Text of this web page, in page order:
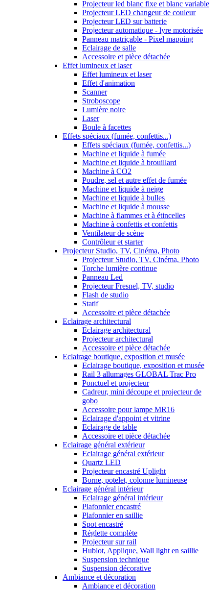
Projecteur led blanc fixe et blanc variable
Projecteur LED changeur de couleur
Projecteur LED sur batterie
Projecteur automatique - lyre motorisée
Panneau matriçable - Pixel mapping
Eclairage de salle
Accessoire et pièce détachée
Effet lumineux et laser
Effet lumineux et laser
Effet d'animation
Scanner
Stroboscope
Lumière noire
Laser
Boule à facettes
Effets spéciaux (fumée, confettis...)
Effets spéciaux (fumée, confettis...)
Machine et liquide à fumée
Machine et liquide à brouillard
Machine à CO2
Poudre, sel et autre effet de fumée
Machine et liquide à neige
Machine et liquide à bulles
Machine et liquide à mousse
Machine à flammes et à étincelles
Machine à confettis et confettis
Ventilateur de scène
Contrôleur et starter
Projecteur Studio, TV, Cinéma, Photo
Projecteur Studio, TV, Cinéma, Photo
Torche lumière continue
Panneau Led
Projecteur Fresnel, TV, studio
Flash de studio
Statif
Accessoire et pièce détachée
Eclairage architectural
Eclairage architectural
Projecteur architectural
Accessoire et pièce détachée
Eclairage boutique, exposition et musée
Eclairage boutique, exposition et musée
Rail 3 allumages GLOBAL Trac Pro
Ponctuel et projecteur
Cadreur, mini découpe et projecteur de
gobo
Accessoire pour lampe MR16
Eclairage d'appoint et vitrine
Eclairage de table
Accessoire et pièce détachée
Eclairage général extérieur
Eclairage général extérieur
Quartz LED
Projecteur encastré Uplight
Borne, potelet, colonne lumineuse
Eclairage général intérieur
Eclairage général intérieur
Plafonnier encastré
Plafonnier en saillie
Spot encastré
Réglette complète
Projecteur sur rail
Hublot, Applique, Wall light en saillie
Suspension technique
Suspension décorative
Ambiance et décoration
Ambiance et décoration